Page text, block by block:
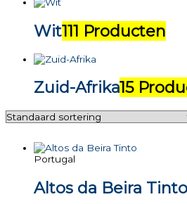
Wit111 Producten
Zuid-Afrika15
Portugal
Altos da Beira Tinto